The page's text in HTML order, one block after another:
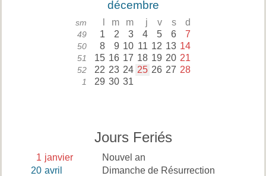
décembre
sm m m j v s d
49 1 2 3 4 5 6 7
50 8 9 10 11 12 13 14
51 15 16 17 18 19 20 21
52 22 23 24 25 26 27 28
1 29 30 31
Jours Feriés
1 janvier
Nouvel an
20 avril
Dimanche de Résurrection